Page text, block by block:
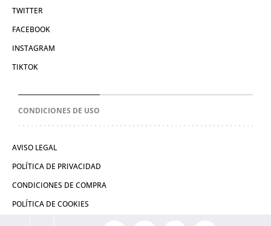
TWITTER
FACEBOOK
INSTAGRAM
TIKTOK
CONDICIONES DE USO
AVISO LEGAL
POLÍTICA DE PRIVACIDAD
CONDICIONES DE COMPRA
POLÍTICA DE COOKIES